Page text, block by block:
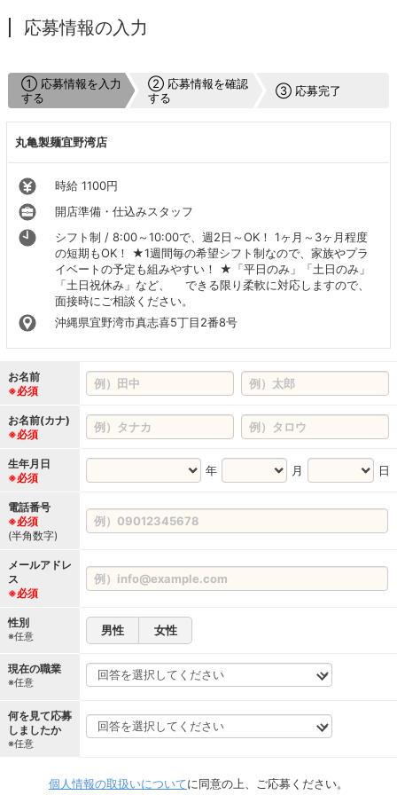
応募情報の入力
① 応募情報を入力
する
② 応募情報を確認
する
③ 応募完了
丸亀製麺宜野湾店
時給 1100円
開店準備・仕込みスタッフ
シフト制 / 8:00～10:00で、週2日～OK！ 1ヶ月～3ヶ月程度
の短期もOK！ ★1週間毎の希望シフト制なので、家族やプラ
イベートの予定も組みやすい！ ★「平日のみ」「土日のみ」
「土日祝休み」など、 できる限り柔軟に対応しますので、
面接時にご相談ください。
沖縄県宜野湾市真志喜5丁目2番8号
お名前
※必須
お名前(カナ)
※必須
生年月日
※必須
年 月 日
電話番号
※必須
(半角数字)
メールアドレ
ス
※必須
性別
※任意 男性 女性
現在の職業
※任意
何を見て応募
しましたか
※任意
個人情報の取扱いについてに同意の上、ご応募ください。